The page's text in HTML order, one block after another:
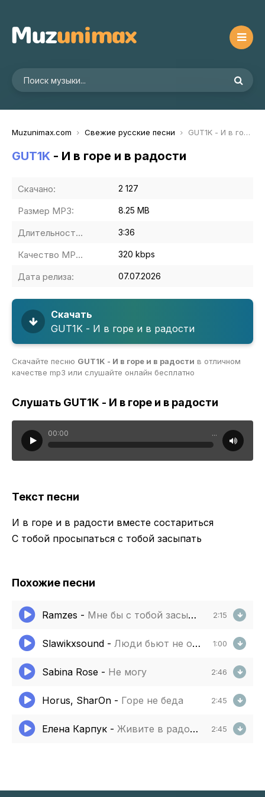
Muzunimax.com Свежие русские песни GUT1K - И в горе и в радости
GUT1K - И в горе и в радости
Скачано: 2 127
Размер MP3: 8.25 MB
Длительность MP3: 3:36
Качество MP3: 320 kbps
Дата релиза: 07.07.2026
Скачать
GUT1K - И в горе и в радости
Скачайте песню GUT1K - И в горе и в радости в отличном
качестве mp3 или слушайте онлайн бесплатно
Слушать GUT1K - И в горе и в радости
00:00 ...
Текст песни
И в горе и в радости вместе состариться
С тобой просыпаться с тобой засыпать
Похожие песни
Ramzes - Мне бы с тобой засыпать 2:15
Slawikxsound - Люди бьют не от радости 1:00
Sabina Rose - Не могу 2:46
Horus, SharOn - Горе не беда 2:45
Елена Карпук - Живите в радости друзья 2:45